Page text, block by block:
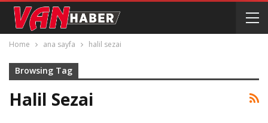
Home ana sayfa halil sezai
Browsing Tag
Halil Sezai